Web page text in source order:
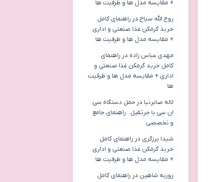
+ مقایسه مدل ها و ظرفیت ها
روح الله سیاحدر راهنمای کامل
خرید گرمکن غذا صنعتی و اداری
+ مقایسه مدل ها و ظرفیت ها
مهدی عباس زاده در راهنمای
کامل خرید گرمکن غذا صنعتی و
اداری + مقایسه مدل ها و ظرفیت
ها
لاله صابرنیا در حمل دستگاه سی
ان سی با جرثقیل : راهنمای جامع
و تخصصی
شیدا برزگری در راهنمای کامل
خرید گرمکن غذا صنعتی و اداری
+ مقایسه مدل ها و ظرفیت ها
روزبه شاهین در راهنمای کامل